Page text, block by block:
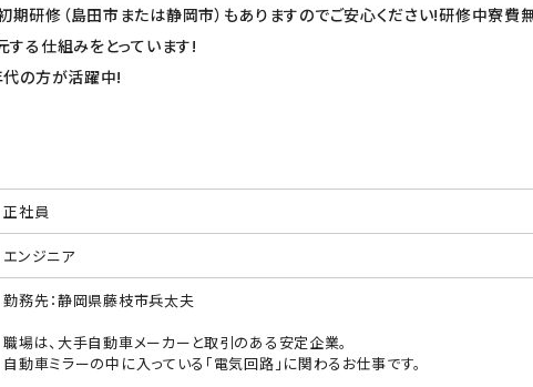
期研修（島田市または静岡市）もありますのでご安心ください!研修中寮
する仕組みをとっています!
の方が活躍中!
正社員
エンジニア
勤務先：静岡県藤枝市兵太夫
職場は、大手自動車メーカーと取引のある安定企業。
自動車ミラーの中に入っている「電気回路」に関わるお仕事です。